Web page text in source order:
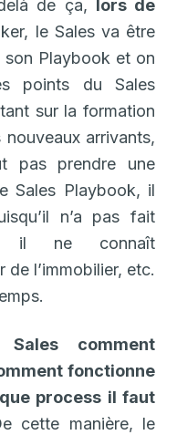
de ça, lors de
le Sales va être
Playbook et on
points du Sales
sur la formation
arrivants,
pas prendre une
Sales Playbook, il
n’a pas fait
il ne connaît
l’immobilier, etc.
comment
fonctionne
process il faut
cette manière, le